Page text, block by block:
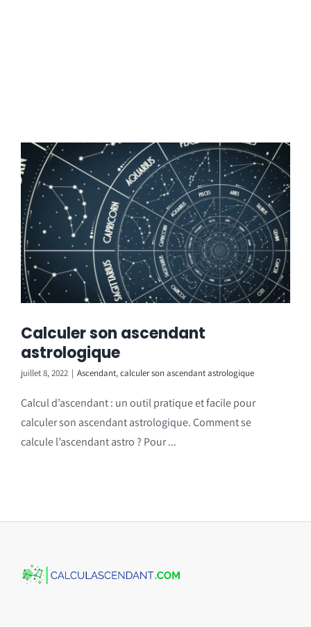
Calculer son ascendant
astrologique
juillet 8, 2022 | Ascendant,calculer son ascendant astrologique
Calcul d’ascendant : un outil pratique et facile pour
calculer son ascendant astrologique. Comment se
calcule l’ascendant astro ? Pour ...